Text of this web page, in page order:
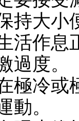
持大小
活作息
過度。
極冷或
動。